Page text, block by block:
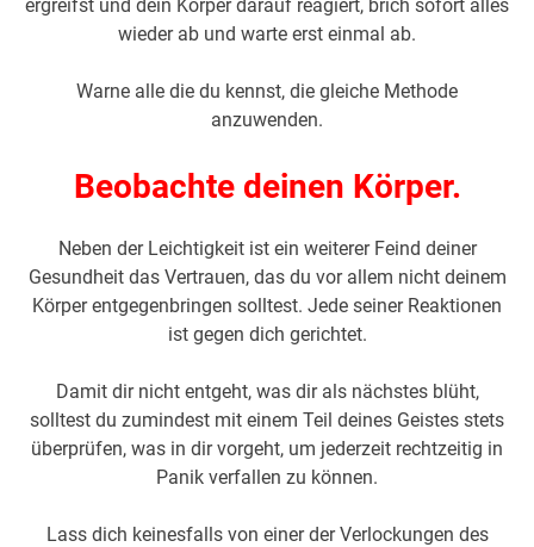
ergreifst und dein Körper darauf reagiert, brich sofort alles
wieder ab und warte erst einmal ab.
Warne alle die du kennst, die gleiche Methode
anzuwenden.
Beobachte deinen Körper.
Neben der Leichtigkeit ist ein weiterer Feind deiner
Gesundheit das Vertrauen, das du vor allem nicht deinem
Körper entgegenbringen solltest. Jede seiner Reaktionen
ist gegen dich gerichtet.
Damit dir nicht entgeht, was dir als nächstes blüht,
solltest du zumindest mit einem Teil deines Geistes stets
überprüfen, was in dir vorgeht, um jederzeit rechtzeitig in
Panik verfallen zu können.
Lass dich keinesfalls von einer der Verlockungen des